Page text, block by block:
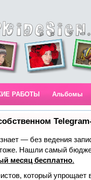
РАБОТЫ Альбомы
— без ведения
тоже. Нашли самый
месяц бесплатно.
который упрощает